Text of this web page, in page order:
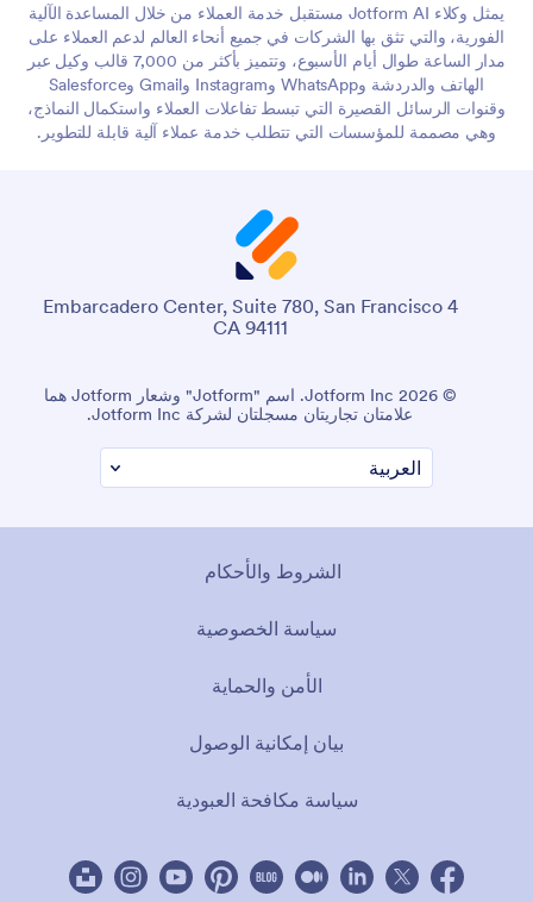
يمثل وكلاء Jotform AI مستقبل خدمة العملاء من خلال المساعدة الآلية
الفورية، والتي تثق بها الشركات في جميع أنحاء العالم لدعم العملاء على
مدار الساعة طوال أيام الأسبوع، وتتميز بأكثر من 7,000 قالب وكيل عبر
الهاتف والدردشة وWhatsApp وInstagram وGmail وSalesforce
وقنوات الرسائل القصيرة التي تبسط تفاعلات العملاء واستكمال النماذج،
وهي مصممة للمؤسسات التي تتطلب خدمة عملاء آلية قابلة للتطوير.
4 Embarcadero Center, Suite 780, San Francisco
CA 94111
© 2026 Jotform Inc. اسم "Jotform" وشعار Jotform هما
علامتان تجاريتان مسجلتان لشركة Jotform Inc.
الشروط والأحكام
سياسة الخصوصية
الأمن والحماية
بيان إمكانية الوصول
سياسة مكافحة العبودية